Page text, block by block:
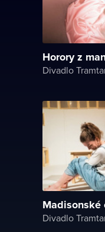
Horory z
Divadlo
Madisonské
Divadlo